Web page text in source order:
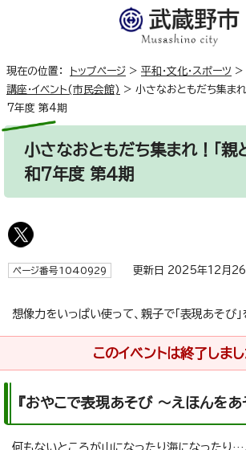
現在の位置： トップページ > 平和・文化・スポーツ >
講座・イベント(市民会館) > 小さなおともだち集まれ
7年度 第4期
小さなおともだち集まれ！「親
和7年度 第4期
ページ番号1040929 更新日 2025年12月26
想像力をいっぱい使って、親子で「表現あそび」
このイベントは終了しまし
『おやこで表現あそび ～えほんをあ
何もないところが山になったり海になったり…